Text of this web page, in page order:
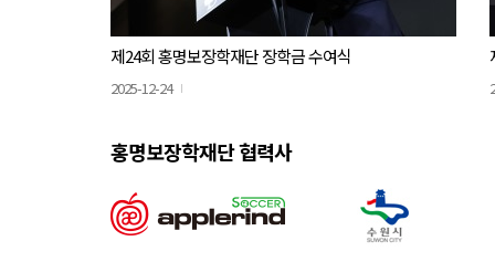
제24회 홍명보장학재단 장학금 수여식
2025-12-24
홍명보장학재단 협력사